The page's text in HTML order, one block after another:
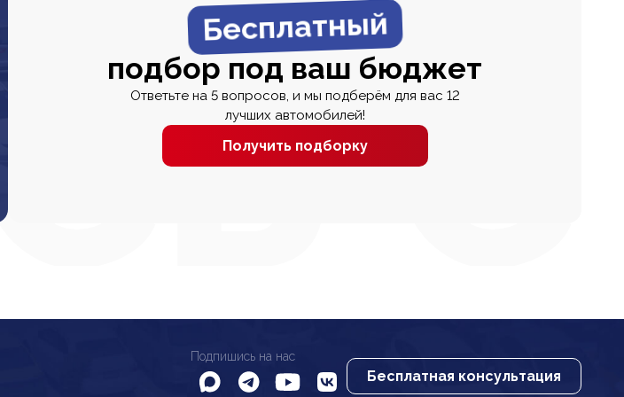
Бесплатный
подбор под ваш бюджет
Ответьте на 5 вопросов, и мы подберём для вас 12
лучших автомобилей!
Получить подборку
Подпишись на нас
Бесплатная консультация